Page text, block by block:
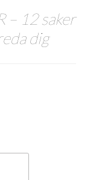
– 12 saker
dig